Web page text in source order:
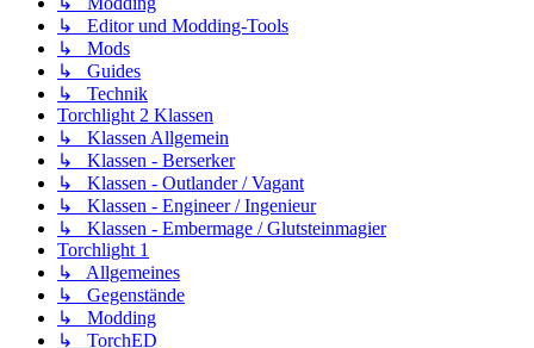
↳ Editor und Modding-Tools
↳ Mods
↳ Guides
↳ Technik
Torchlight 2 Klassen
↳ Klassen Allgemein
↳ Klassen - Berserker
↳ Klassen - Outlander / Vagant
↳ Klassen - Engineer / Ingenieur
↳ Klassen - Embermage / Glutsteinmagier
Torchlight 1
↳ Allgemeines
↳ Gegenstände
↳ Modding
↳ TorchED